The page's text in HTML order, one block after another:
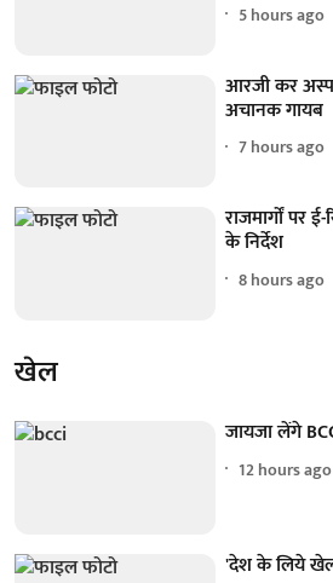
5 hours ago
आरजी कर
अचानक गायब
7 hours ago
राजमार्गों पर
के निर्देश
8 hours ago
खेल
जायजा लेंगे
12 hours ago
'देश के लिये